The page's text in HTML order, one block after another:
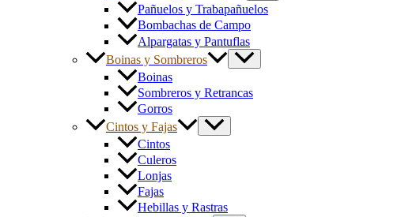
Pañuelos y Trabapañuelos
Bombachas de Campo
Alpargatas y Pantuflas
Boinas y Sombreros
Boinas
Sombreros y Retrancas
Gorros
Cintos y Fajas
Cintos
Culeros
Lonjas
Fajas
Hebillas y Rastras